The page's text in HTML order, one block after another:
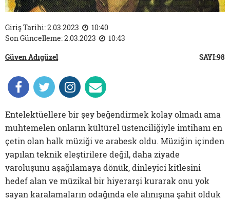
Giriş Tarihi: 2.03.2023
10:40
Son Güncelleme: 2.03.2023
10:43
Güven Adıgüzel
SAYI:98
Entelektüellere bir şey beğendirmek kolay olmadı ama
muhtemelen onların kültürel üstenciliğiyle imtihanı en
çetin olan halk müziği ve arabesk oldu. Müziğin içinden
yapılan teknik eleştirilere değil, daha ziyade
varoluşunu aşağılamaya dönük, dinleyici kitlesini
hedef alan ve müzikal bir hiyerarşi kurarak onu yok
sayan karalamaların odağında ele alınışına şahit olduk